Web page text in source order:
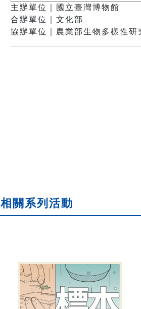
主辦單位｜國立臺灣博物館
合辦單位｜文化部
協辦單位｜農業部生物多樣性
相關系列活動